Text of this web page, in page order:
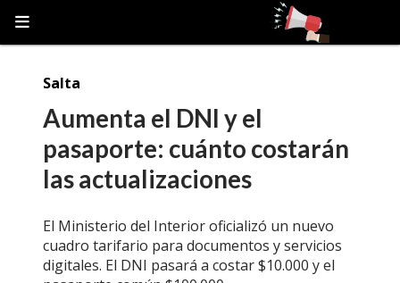
Aumenta el DNI y el
pasaporte: cuánto costarán
las actualizaciones
El Ministerio del Interior oficializó un nuevo
cuadro tarifario para documentos y servicios
digitales. El DNI pasará a costar $10.000 y el
Salta